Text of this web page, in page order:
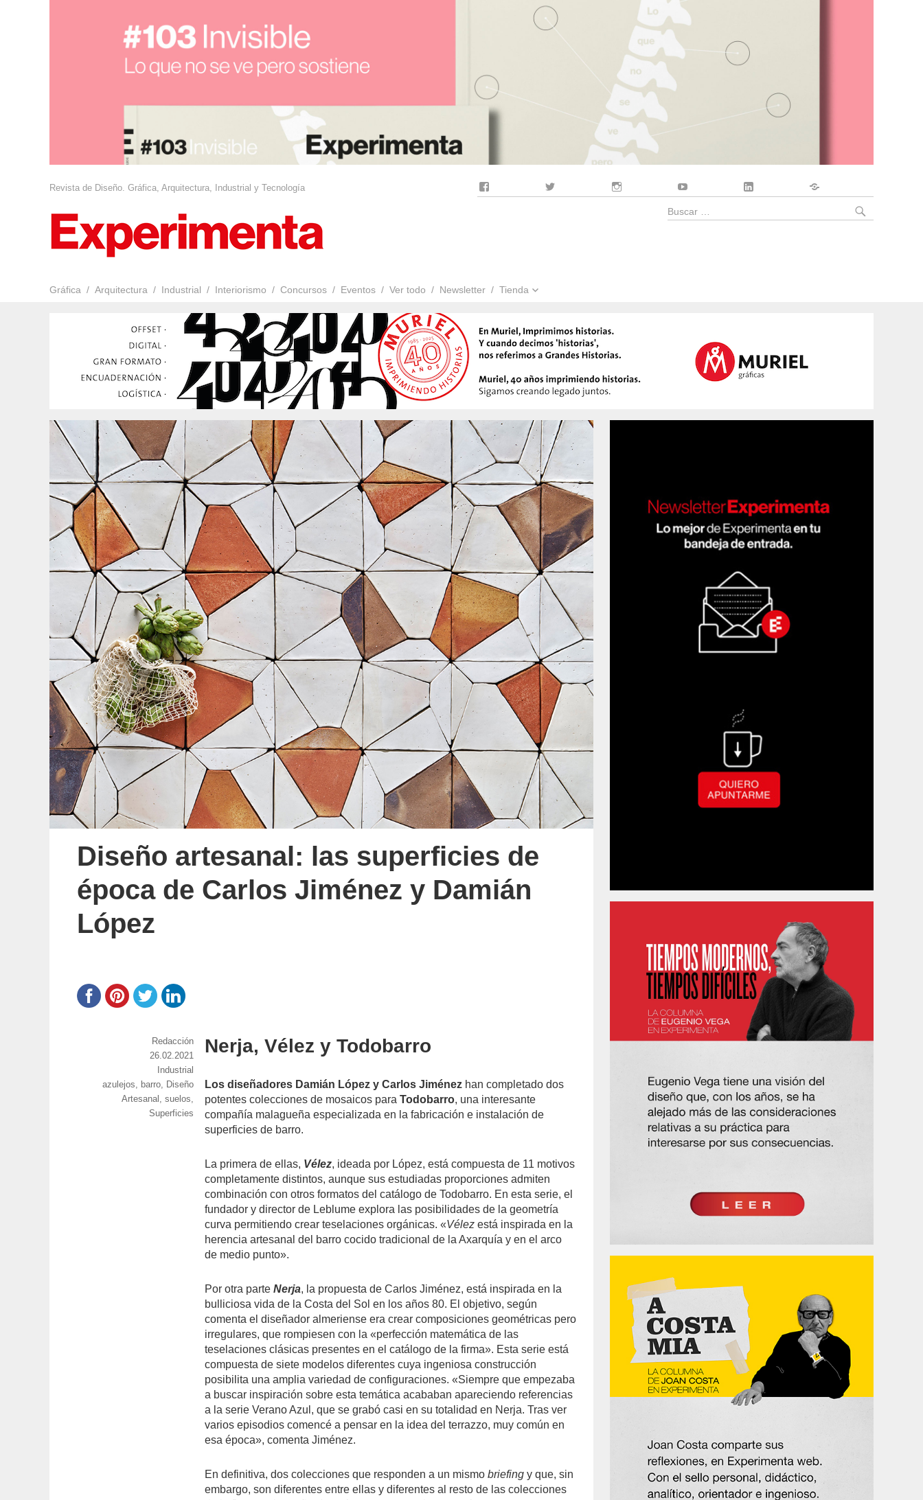
Revista de Diseño. Gráfica, Arquitectura, Industrial y Tecnología
Gráfica Arquitectura Industrial Interiorismo Concursos Eventos Ver todo Newsletter Tienda
Buscar
Diseño artesanal: las superficies de
época de Carlos Jiménez y Damián
López
Nerja, Vélez y Todobarro
Los diseñadores Damián López y Carlos Jiménez han completado dos
potentes colecciones de mosaicos paraTodobarro, una interesante
compañía malagueña especializada en la fabricación e instalación de
superficies de barro.
La primera de ellas, Vélez, ideada por López, está compuesta de 11 motivos
completamente distintos, aunque sus estudiadas proporciones admiten
combinación con otros formatos del catálogo de Todobarro. En esta serie, el
fundador y director de Leblume explora las posibilidades de la geometría
curva permitiendo crear teselaciones orgánicas. «Vélez está inspirada en la
herencia artesanal del barro cocido tradicional de la Axarquía y en el arco
de medio punto».
Por otra parteNerja, la propuesta de Carlos Jiménez, está inspirada en la
bulliciosa vida de la Costa del Sol en los años 80. El objetivo, según
comenta el diseñador almeriense era crear composiciones geométricas pero
irregulares, que rompiesen con la «perfección matemática de las
teselaciones clásicas presentes en el catálogo de la firma». Esta serie está
compuesta de siete modelos diferentes cuya ingeniosa construcción
posibilita una amplia variedad de configuraciones. «Siempre que empezaba
a buscar inspiración sobre esta temática acababan apareciendo referencias
a la serie Verano Azul, que se grabó casi en su totalidad en Nerja. Tras ver
varios episodios comencé a pensar en la idea del terrazzo, muy común en
esa época», comenta Jiménez.
En definitiva, dos colecciones que responden a un mismo briefing y que, sin
embargo, son diferentes entre ellas y diferentes al resto de las colecciones
https://www.experimenta.es/author/redaccion/
Redacción
Publicado
26.02.2021
Categorías
Industrial
Etiquetas
azulejos barro
Diseño
Artesanal
,suelos
Superficies